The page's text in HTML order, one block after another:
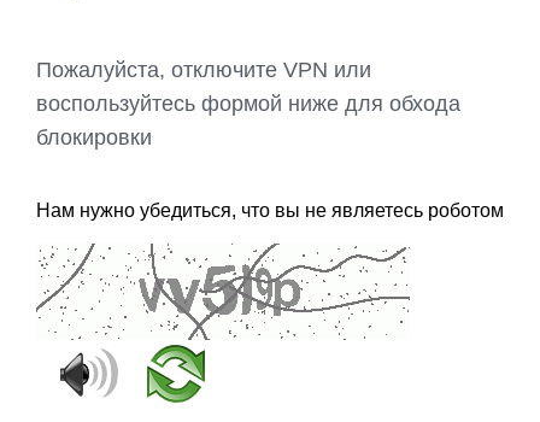
Пожалуйста, отключите VPN или
воспользуйтесь формой ниже для обхода
блокировки
Нам нужно убедиться, что вы не являетесь роботом